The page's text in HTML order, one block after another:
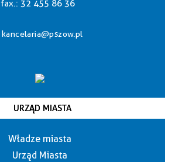
fax.: 32 455 86 36
kancelaria@pszow.pl
URZĄD MIASTA
Władze miasta
Urząd Miasta